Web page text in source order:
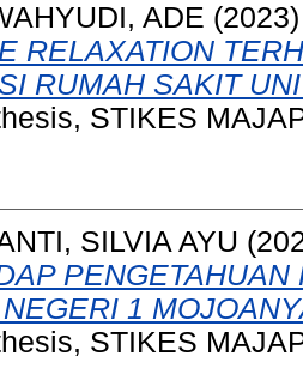
ADE
RELAXATION
RUMAH SAKIT
STIKES
SILVIA AYU
1
STIKES